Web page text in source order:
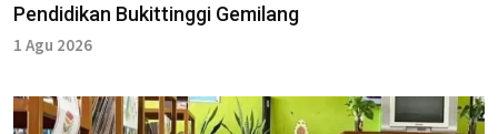
Pendidikan Bukittinggi Gemilang
1 Agu 2026